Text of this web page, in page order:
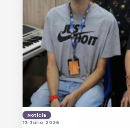
Noticia
13 Julio 2026